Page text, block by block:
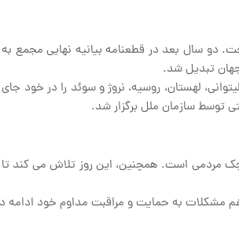
جهان تبدیل شد.
است. همچنین، این روز تلاش می کند تا
مشکلات به حمایت و مراقبت مداوم خود ادامه